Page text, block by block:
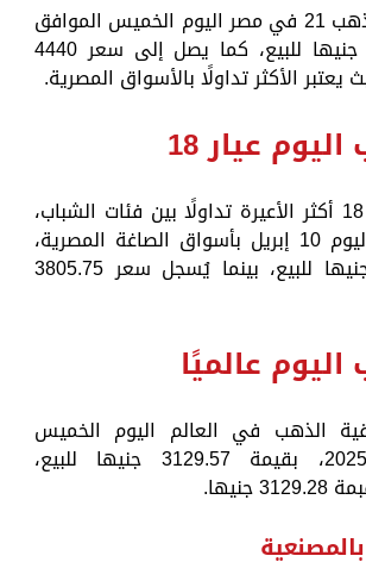
يُبلغ سعر عيار الذهب 21 في مصر اليوم الخميس الموافق
10 إبريل، 4465 جنيها للبيع، كما يصل إلى سعر 4440
يعتبر الأكثر تداولًا بالأسواق المصرية.
عيار 18
يعد الذهب عيار 18 أكثر الأعيرة تداولًا بين فئات الشباب،
ويُسجل سعره اليوم 10 إبريل بأسواق الصاغة المصرية،
للبيع 3827.25 جنيها للبيع، بينما يُسجل سعر 3805.75
عالميًا
الذهب في العالم اليوم الخميس
الموافق 10-4-2025، بقيمة 3129.57 جنيها للبيع،